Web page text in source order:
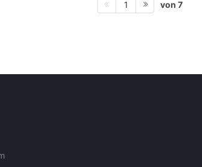
1 von 7